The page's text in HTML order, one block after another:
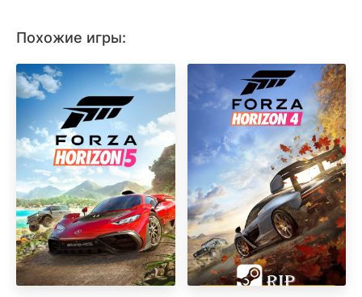
Похожие игры: